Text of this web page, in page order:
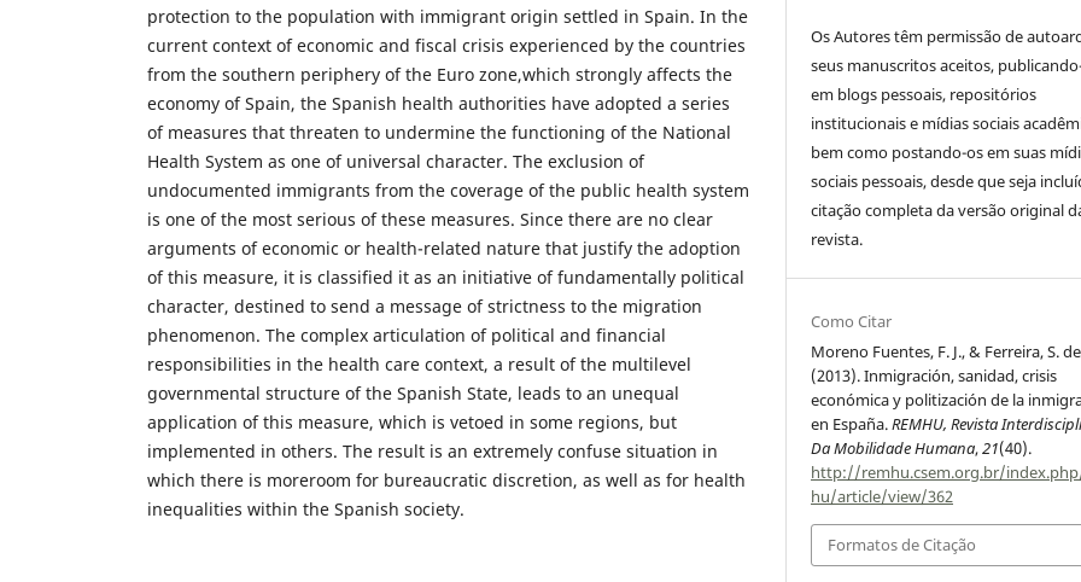
protection to the population with immigrant origin settled in Spain. In the
current context of economic and fiscal crisis experienced by the countries
from the southern periphery of the Euro zone,which strongly affects the
economy of Spain, the Spanish health authorities have adopted a series
of measures that threaten to undermine the functioning of the National
Health System as one of universal character. The exclusion of
undocumented immigrants from the coverage of the public health system
is one of the most serious of these measures. Since there are no clear
arguments of economic or health-related nature that justify the adoption
of this measure, it is classified it as an initiative of fundamentally political
character, destined to send a message of strictness to the migration
phenomenon. The complex articulation of political and financial
responsibilities in the health care context, a result of the multilevel
governmental structure of the Spanish State, leads to an unequal
application of this measure, which is vetoed in some regions, but
implemented in others. The result is an extremely confuse situation in
which there is moreroom for bureaucratic discretion, as well as for health
inequalities within the Spanish society.
Os Autores têm permissão de
seus manuscritos aceitos,
em blogs pessoais, repositórios
institucionais e mídias sociais
bem como postando-os em suas
sociais pessoais, desde que seja
citação completa da versão original
revista.
Como Citar
Moreno Fuentes, F. J., & Ferreira, S.
(2013). Inmigración, sanidad, crisis
económica y politización de la
en España.REMHU, Revista
Da Mobilidade Humana,21(40).
http://remhu.csem.org.br/
hu/article/view/362
Formatos de Citação